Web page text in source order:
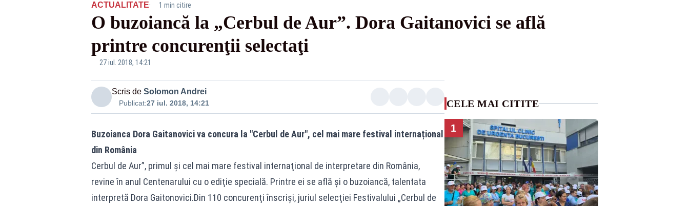
ACTUALITATE· 1 min citire
O buzoiancă la „Cerbul de Aur”. Dora Gaitanovici se află
printre concurenţii selectaţi
27 iul. 2018, 14:21
Scris de Solomon Andrei
Publicat:27 iul. 2018, 14:21
Buzoianca Dora Gaitanovici va concura la "Cerbul de Aur", cel mai mare festival internațional
din România
Cerbul de Aur”, primul şi cel mai mare festival internaţional de interpretare din România,
revine în anul Centenarului cu o ediţie specială. Printre ei se află şi o buzoiancă, talentata
interpretă Dora Gaitonovici.Din 110 concurenţi înscrişi, juriul selecţiei Festivalului „Cerbul de
CELE MAI CITITE
1